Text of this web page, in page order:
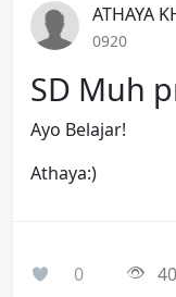
ATHAYA
0920
SD Muh
Ayo Belajar!
Athaya:)
0